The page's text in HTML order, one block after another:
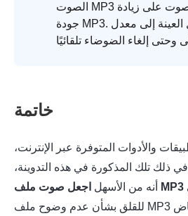
الصوت MP3 التي توفر إعدادات الصوت على زيادة
جودة MP3. يمكنك ضبط معدل العينة إلى معدل
خاتمة
والأدوات المتوفرة عبر الإنترنت،
ذلك تلك المذكورة في هذه التدوينة،
أنه من الأسهل
للقلق بشأن عدم وضوح ملف MP3 الخاص بك بسبب انخفاض